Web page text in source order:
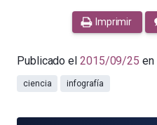
Imprimir
Publicado el 2015/09/25 en
ciencia infografía